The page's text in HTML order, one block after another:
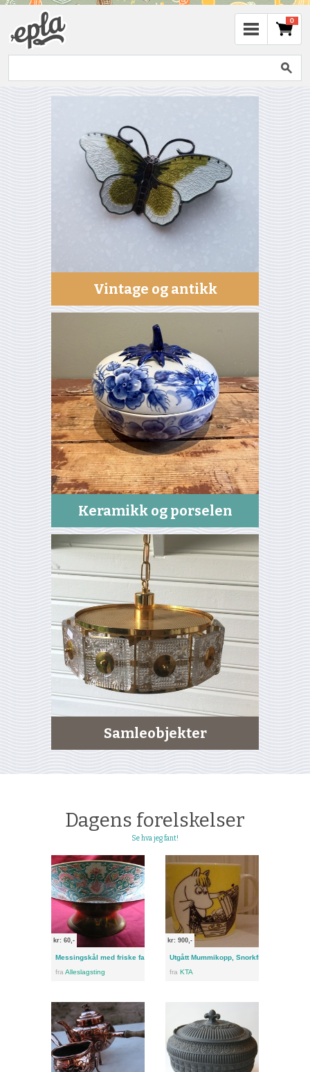
0
Vintage og antikk
Keramikk og porselen
Samleobjekter
Dagens forelskelser
Se hva jeg fant!
kr: 60,-
Messingskål med friske farger
fra Alleslagsting
kr: 900,-
Utgått Mummikopp, Snorkfrøken
fra KTA